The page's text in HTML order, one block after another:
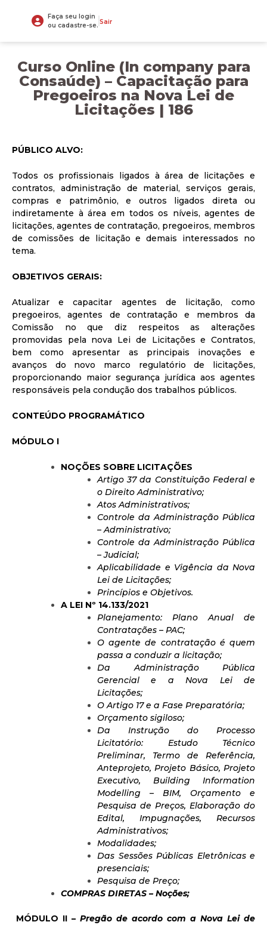
Faça seu login
ou cadastre-se. Sair
Curso Online (In company para
Consaúde) – Capacitação para
Pregoeiros na Nova Lei de
Licitações | 186
PÚBLICO ALVO:
Todos os profissionais ligados à área de licitações e
contratos, administração de material, serviços gerais,
compras e patrimônio, e outros ligados direta ou
indiretamente à área em todos os níveis, agentes de
licitações, agentes de contratação, pregoeiros, membros
de comissões de licitação e demais interessados no
tema.
OBJETIVOS GERAIS:
Atualizar e capacitar agentes de licitação, como
pregoeiros, agentes de contratação e membros da
Comissão no que diz respeitos as alterações
promovidas pela nova Lei de Licitações e Contratos,
bem como apresentar as principais inovações e
avanços do novo marco regulatório de licitações,
proporcionando maior segurança jurídica aos agentes
responsáveis pela condução dos trabalhos públicos.
CONTEÚDO PROGRAMÁTICO
MÓDULO I
NOÇÕES SOBRE LICITAÇÕES
Artigo 37 da Constituição Federal e
o Direito Administrativo;
Atos Administrativos;
Controle da Administração Pública
– Administrativo;
Controle da Administração Pública
– Judicial;
Aplicabilidade e Vigência da Nova
Lei de Licitações;
Princípios e Objetivos.
A LEI Nº 14.133/2021
Planejamento: Plano Anual de
Contratações – PAC;
O agente de contratação é quem
passa a conduzir a licitação;
Da Administração Pública
Gerencial e a Nova Lei de
Licitações;
O Artigo 17 e a Fase Preparatória;
Orçamento sigiloso;
Da Instrução do Processo
Licitatório: Estudo Técnico
Preliminar, Termo de Referência,
Anteprojeto, Projeto Básico, Projeto
Executivo, Building Information
Modelling – BIM, Orçamento e
Pesquisa de Preços, Elaboração do
Edital, Impugnações, Recursos
Administrativos;
Modalidades;
Das Sessões Públicas Eletrônicas e
presenciais;
Pesquisa de Preço;
COMPRAS DIRETAS – Noções;
MÓDULO II – Pregão de acordo com a Nova Lei de